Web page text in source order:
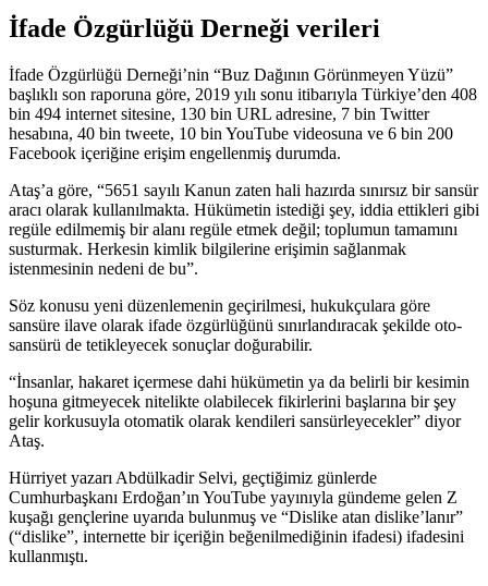
İfade Özgürlüğü Derneği verileri
İfade Özgürlüğü Derneği’nin “Buz Dağının Görünmeyen Yüzü”
başlıklı son raporuna göre, 2019 yılı sonu itibarıyla Türkiye’den 408
bin 494 internet sitesine, 130 bin URL adresine, 7 bin Twitter
hesabına, 40 bin tweete, 10 bin YouTube videosuna ve 6 bin 200
Facebook içeriğine erişim engellenmiş durumda.
Ataş’a göre, “5651 sayılı Kanun zaten hali hazırda sınırsız bir sansür
aracı olarak kullanılmakta. Hükümetin istediği şey, iddia ettikleri gibi
regüle edilmemiş bir alanı regüle etmek değil; toplumun tamamını
susturmak. Herkesin kimlik bilgilerine erişimin sağlanmak
istenmesinin nedeni de bu”.
Söz konusu yeni düzenlemenin geçirilmesi, hukukçulara göre
sansüre ilave olarak ifade özgürlüğünü sınırlandıracak şekilde oto-
sansürü de tetikleyecek sonuçlar doğurabilir.
“İnsanlar, hakaret içermese dahi hükümetin ya da belirli bir kesimin
hoşuna gitmeyecek nitelikte olabilecek fikirlerini başlarına bir şey
gelir korkusuyla otomatik olarak kendileri sansürleyecekler” diyor
Ataş.
Hürriyet yazarı Abdülkadir Selvi, geçtiğimiz günlerde
Cumhurbaşkanı Erdoğan’ın YouTube yayınıyla gündeme gelen Z
kuşağı gençlerine uyarıda bulunmuş ve “Dislike atan dislike’lanır”
(“dislike”, internette bir içeriğin beğenilmediğinin ifadesi) ifadesini
kullanmıştı.